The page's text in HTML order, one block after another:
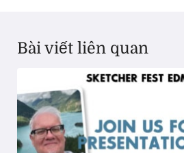
Bài viết liên quan